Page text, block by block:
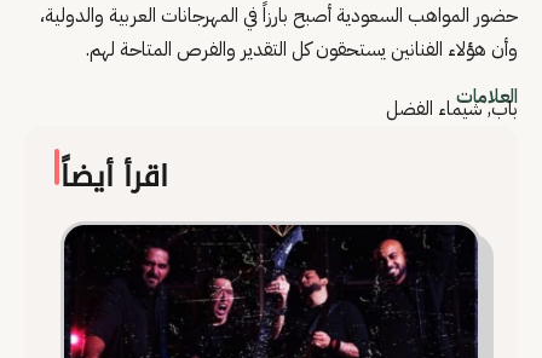
حضور المواهب السعودية أصبح بارزاً في المهرجانات العربية والدولية،
وأن هؤلاء الفنانين يستحقون كل التقدير والفرص المتاحة لهم.
العلامات
باب,شيماء الفضل
اقرأ أيضاً